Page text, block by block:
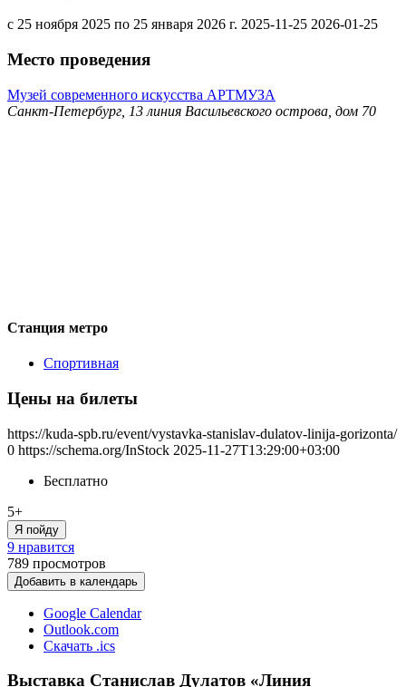
с 25 ноября 2025 по 25 января 2026 г. 2025-11-25 2026-01-25
Место проведения
Музей современного искусства АРТМУЗА
Санкт-Петербург, 13 линия Васильевского острова, дом 70
Станция метро
Спортивная
Цены на билеты
https://kuda-spb.ru/event/vystavka-stanislav-dulatov-linija-gorizonta/
0 https://schema.org/InStock 2025-11-27T13:29:00+03:00
Бесплатно
5+
Я пойду
9 нравится
789 просмотров
Добавить в календарь
Google Calendar
Outlook.com
Скачать .ics
Выставка Станислав Дулатов «Линия